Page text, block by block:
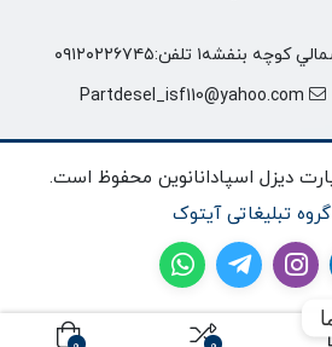
تلفن:٠٩١٢٠٢٢٦٧٤٥
Partdesel_isf110@yahoo.com
دیزل اسپادانانوین محفوظ است.
گروه تبلیغاتی آیتوک